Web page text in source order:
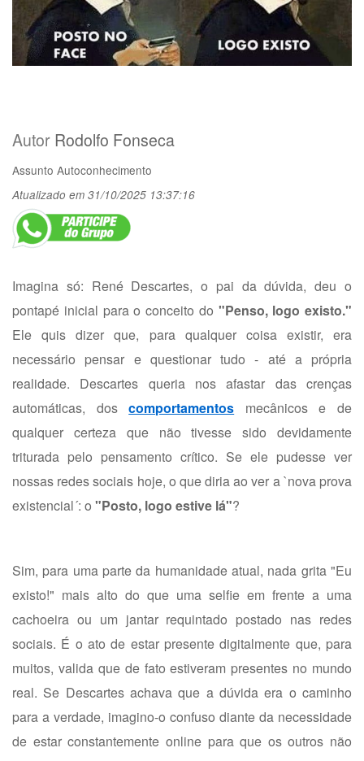
Autor Rodolfo Fonseca
Assunto Autoconhecimento
Atualizado em 31/10/2025 13:37:16
Imagina só: René Descartes, o pai da dúvida, deu o
pontapé inicial para o conceito do "Penso, logo existo."
Ele quis dizer que, para qualquer coisa existir, era
necessário pensar e questionar tudo - até a própria
realidade. Descartes queria nos afastar das crenças
automáticas, doscomportamentos mecânicos e de
qualquer certeza que não tivesse sido devidamente
triturada pelo pensamento crítico. Se ele pudesse ver
nossas redes sociais hoje, o que diria ao ver a `nova prova
existencial´: o "Posto, logo estive lá"?
Sim, para uma parte da humanidade atual, nada grita "Eu
existo!" mais alto do que uma selfie em frente a uma
cachoeira ou um jantar requintado postado nas redes
sociais. É o ato de estar presente digitalmente que, para
muitos, valida que de fato estiveram presentes no mundo
real. Se Descartes achava que a dúvida era o caminho
para a verdade, imagino-o confuso diante da necessidade
de estar constantemente online para que os outros não